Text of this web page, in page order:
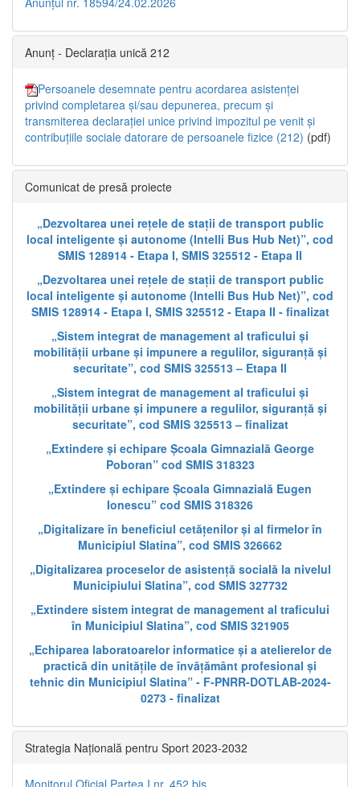
Anunț - Declarația unică 212
Persoanele desemnate pentru acordarea asistenței
privind completarea și/sau depunerea, precum și
transmiterea declarației unice privind impozitul pe venit și
contribuțiile sociale datorare de persoanele fizice (212) (pdf)
Comunicat de presă proiecte
„Dezvoltarea unei rețele de stații de transport public
local inteligente și autonome (Intelli Bus Hub Net)”, cod
SMIS 128914 - Etapa I, SMIS 325512 - Etapa II
„Dezvoltarea unei rețele de stații de transport public
local inteligente și autonome (Intelli Bus Hub Net)”, cod
SMIS 128914 - Etapa I, SMIS 325512 - Etapa II - finalizat
„Sistem integrat de management al traficului și
mobilității urbane și impunere a regulilor, siguranță și
securitate”, cod SMIS 325513 – Etapa II
„Sistem integrat de management al traficului și
mobilității urbane și impunere a regulilor, siguranță și
securitate”, cod SMIS 325513 – finalizat
„Extindere și echipare Școala Gimnazială George
Poboran” cod SMIS 318323
„Extindere și echipare Școala Gimnazială Eugen
Ionescu” cod SMIS 318326
„Digitalizare în beneficiul cetățenilor și al firmelor în
Municipiul Slatina”, cod SMIS 326662
„Digitalizarea proceselor de asistență socială la nivelul
Municipiului Slatina”, cod SMIS 327732
„Extindere sistem integrat de management al traficului
în Municipiul Slatina”, cod SMIS 321905
„Echiparea laboratoarelor informatice și a atelierelor de
practică din unitățile de învățământ profesional și
tehnic din Municipiul Slatina” - F-PNRR-DOTLAB-2024-
0273 - finalizat
Strategia Națională pentru Sport 2023-2032
Monitorul Oficial Partea I nr. 452 bis